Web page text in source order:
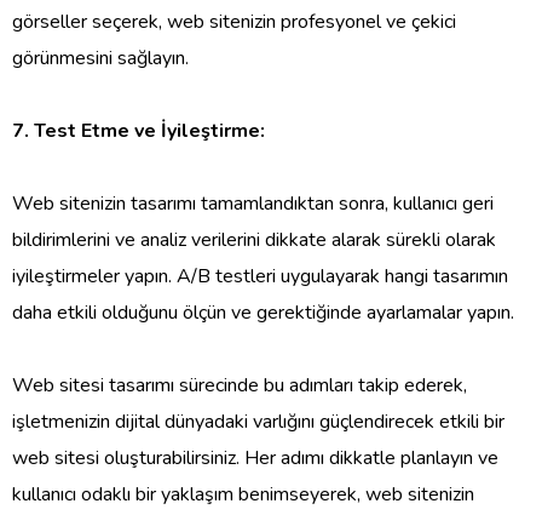
görseller seçerek, web sitenizin profesyonel ve çekici
görünmesini sağlayın.
7. Test Etme ve İyileştirme:
Web sitenizin tasarımı tamamlandıktan sonra, kullanıcı geri
bildirimlerini ve analiz verilerini dikkate alarak sürekli olarak
iyileştirmeler yapın. A/B testleri uygulayarak hangi tasarımın
daha etkili olduğunu ölçün ve gerektiğinde ayarlamalar yapın.
Web sitesi tasarımı sürecinde bu adımları takip ederek,
işletmenizin dijital dünyadaki varlığını güçlendirecek etkili bir
web sitesi oluşturabilirsiniz. Her adımı dikkatle planlayın ve
kullanıcı odaklı bir yaklaşım benimseyerek, web sitenizin